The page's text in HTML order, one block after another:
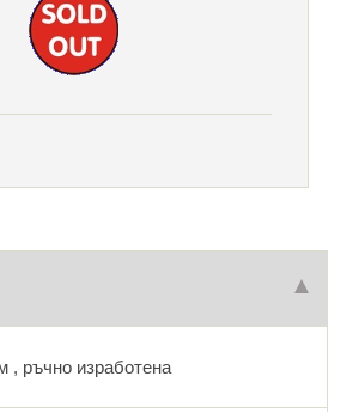
, ръчно изработена